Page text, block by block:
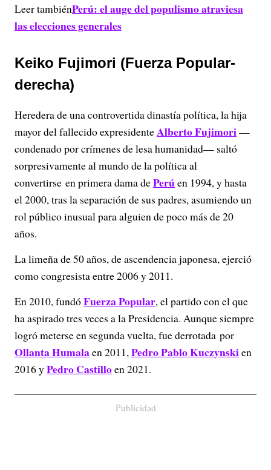
Leer tambiénPerú: el auge del populismo atraviesa
las elecciones generales
Keiko Fujimori (Fuerza Popular-
derecha)
Heredera de una controvertida dinastía política, la hija
mayor del fallecido expresidenteAlberto Fujimori—
condenado por crímenes de lesa humanidad— saltó
sorpresivamente al mundo de la política al
convertirse en primera dama dePerúen 1994, y hasta
el 2000, tras la separación de sus padres, asumiendo un
rol público inusual para alguien de poco más de 20
años.
La limeña de 50 años, de ascendencia japonesa, ejerció
como congresista entre 2006 y 2011.
En 2010, fundóFuerza Popular, el partido con el que
ha aspirado tres veces a la Presidencia. Aunque siempre
logró meterse en segunda vuelta, fue derrotada por
Ollanta Humalaen 2011,Pedro Pablo Kuczynskien
2016 yPedro Castilloen 2021.
Publicidad